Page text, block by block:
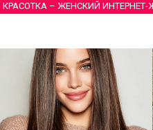
КРАСОТКА – ЖЕНСКИЙ